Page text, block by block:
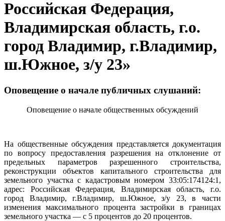
Российская Федерация,
Владимирская область, г.о.
город Владимир, г.Владимир,
ш.Южное, з/у 23»
Оповещение о начале публичных слушаний:
Оповещение о начале общественных обсуждений
На общественные обсуждения представляется документация
по вопросу предоставления разрешения на отклонение от
предельных параметров разрешенного строительства,
реконструкции объектов капитального строительства для
земельного участка с кадастровым номером 33:05:174124:1,
адрес: Российская Федерация, Владимирская область, г.о.
город Владимир, г.Владимир, ш.Южное, з/у 23, в части
изменения максимального процента застройки в границах
земельного участка — с 5 процентов до 20 процентов.